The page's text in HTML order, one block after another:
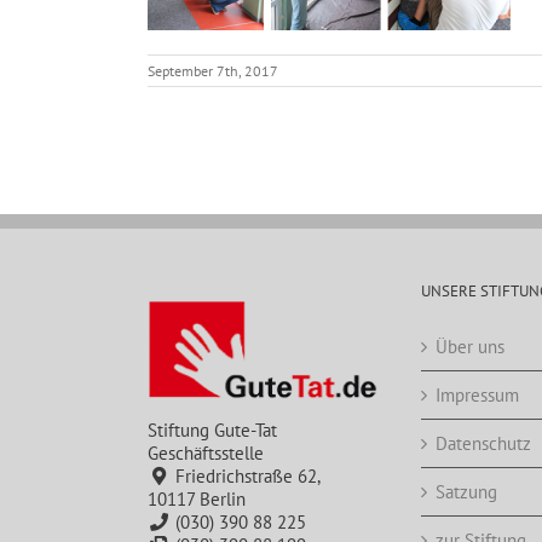
September 7th, 2017
Stiftung Gute-Tat
Geschäftsstelle
Friedrichstraße 62,
10117 Berlin
(030) 390 88 225
UNSERE
Über uns
Impressum
Datenschutz
Satzung